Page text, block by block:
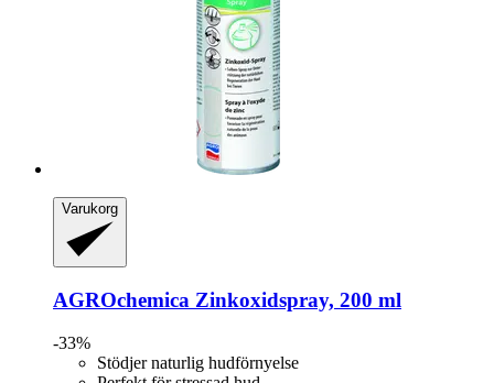
Varukorg
AGROchemica Zinkoxidspray, 200 ml
-33%
Stödjer naturlig hudförnyelse